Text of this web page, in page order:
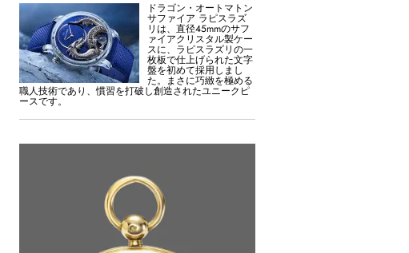
ドラゴン・オートマトン
サファイア ラピスラズ
リは、直径45mmのサフ
ァイアクリスタル製ケー
スに、ラピスラズリの一
枚板で仕上げられた文字
盤を初めて採用しまし
た。まさに巧緻を極める
職人技術であり、慣習を打破し創造されたユニークピ
ースです。